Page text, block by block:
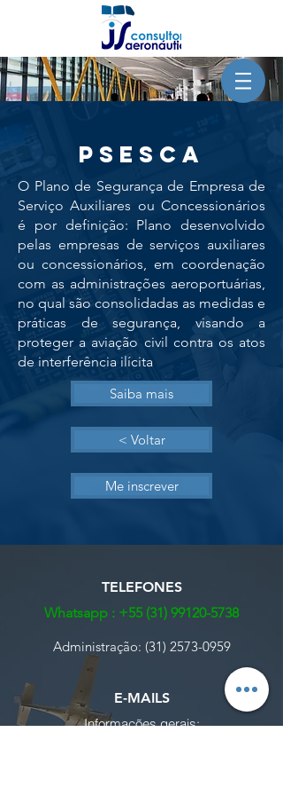
psesca
O Plano de Segurança de Empresa de
Serviço Auxiliares ou Concessionários
é por definição:​ Plano desenvolvido
pelas empresas de serviços auxiliares
ou concessionários, em coordenação
com as administrações aeroportuárias,
no qual são consolidadas as medidas e
práticas de segurança, visando a
proteger a aviação civil contra os atos
de interferência ilícita
Saiba mais
< Voltar
Me inscrever
TELEFONES
Whatsapp : +55 (31) 99120-5738
Administração: (31) 2573-0959
E-MAILS
Informações gerais: